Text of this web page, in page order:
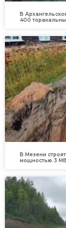
В
400
В Мезени
мощностью 3